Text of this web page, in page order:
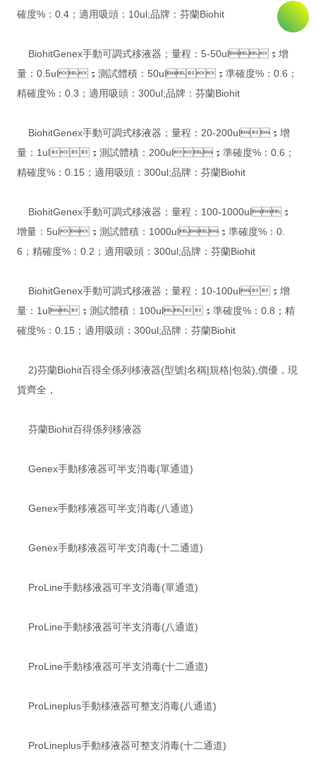
確度%：0.4；適用吸頭：10ul;品牌：芬蘭Biohit
BiohitGenex手動可調式移液器；量程：5-50ul；增
量：0.5ul；測試體積：50ul；準確度%：0.6；
精確度%：0.3；適用吸頭：300ul;品牌：芬蘭Biohit
BiohitGenex手動可調式移液器；量程：20-200ul；增
量：1ul；測試體積：200ul；準確度%：0.6；
精確度%：0.15；適用吸頭：300ul;品牌：芬蘭Biohit
BiohitGenex手動可調式移液器；量程：100-1000ul；
增量：5ul；測試體積：1000ul；準確度%：0.
6；精確度%：0.2；適用吸頭：300ul;品牌：芬蘭Biohit
BiohitGenex手動可調式移液器；量程：10-100ul；增
量：1ul；測試體積：100ul；準確度%：0.8；精
確度%：0.15；適用吸頭：300ul;品牌：芬蘭Biohit
2)芬蘭Biohit百得全係列移液器(型號|名稱|規格|包裝),價優，現
貨齊全，
芬蘭Biohit百得係列移液器
Genex手動移液器可半支消毒(單通道)
Genex手動移液器可半支消毒(八通道)
Genex手動移液器可半支消毒(十二通道)
ProLine手動移液器可半支消毒(單通道)
ProLine手動移液器可半支消毒(八通道)
ProLine手動移液器可半支消毒(十二通道)
ProLineplus手動移液器可整支消毒(八通道)
ProLineplus手動移液器可整支消毒(十二通道)